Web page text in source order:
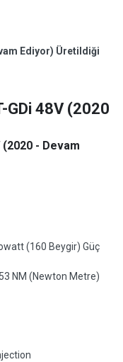
Ediyor) Üretildiği
GDi 48V (2020
(2020 - Devam
(160 Beygir) Güç
NM (Newton Metre)